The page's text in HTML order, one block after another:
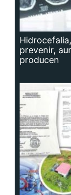
prevenir,
producen